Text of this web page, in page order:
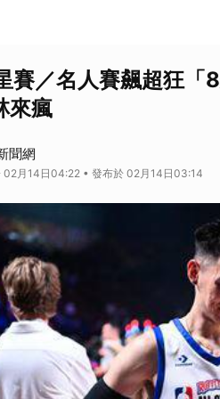
賽／名人賽飆超狂
來瘋
聞網
02月14日04:22 • 發布於 02月14日03:14